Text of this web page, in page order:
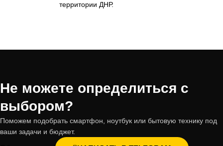
территории ДНР.
Не можете определиться с
выбором?
Поможем подобрать смартфон, ноутбук или бытовую технику под
ваши задачи и бюджет.